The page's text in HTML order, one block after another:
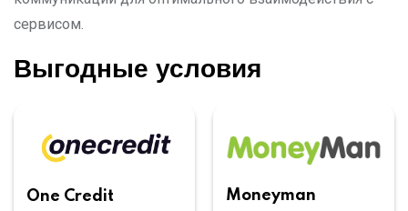
сервисом.
Выгодные условия
One Credit
Moneyman